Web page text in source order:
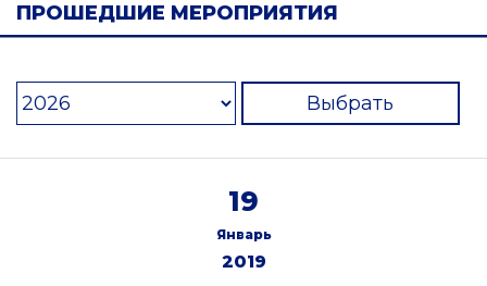
ПРОШЕДШИЕ МЕРОПРИЯТИЯ
Выбрать
19
Январь
2019